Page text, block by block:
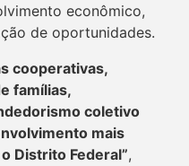
econômico,
de oportunidades.
cooperativas,
famílias,
coletivo
mais
Distrito Federal”,